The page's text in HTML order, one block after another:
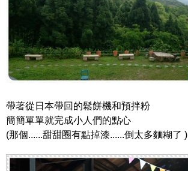
帶著從日本帶回的鬆餅機和預拌粉
簡簡單單就完成小人們的點心
(那個......甜甜圈有點掉漆......倒太多麵糊了 )